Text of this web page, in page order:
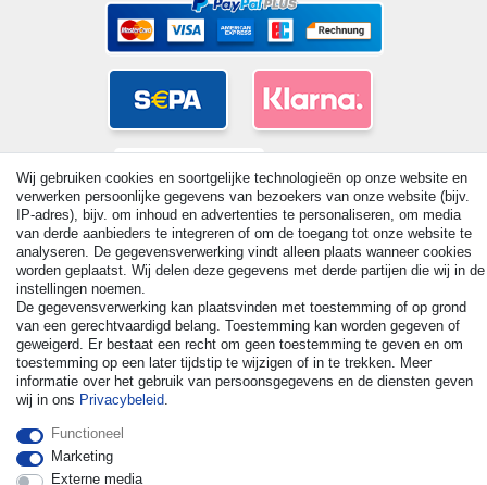
© Copyright 2026 | Alle rechten voorbehouden. - All rights
reserved. Prices incl. VAT. 19% VAT Basic prices see article detail
| * Applies to deliveries to the UK!
Wij gebruiken cookies en soortgelijke technologieën op onze website en
verwerken persoonlijke gegevens van bezoekers van onze website (bijv.
IP-adres), bijv. om inhoud en advertenties te personaliseren, om media
van derde aanbieders te integreren of om de toegang tot onze website te
analyseren. De gegevensverwerking vindt alleen plaats wanneer cookies
worden geplaatst. Wij delen deze gegevens met derde partijen die wij in de
instellingen noemen.
De gegevensverwerking kan plaatsvinden met toestemming of op grond
van een gerechtvaardigd belang. Toestemming kan worden gegeven of
geweigerd. Er bestaat een recht om geen toestemming te geven en om
toestemming op een later tijdstip te wijzigen of in te trekken. Meer
informatie over het gebruik van persoonsgegevens en de diensten geven
wij in ons Privacybeleid.
Functioneel
Marketing
Externe media
Herroepingsrecht uitoefenen